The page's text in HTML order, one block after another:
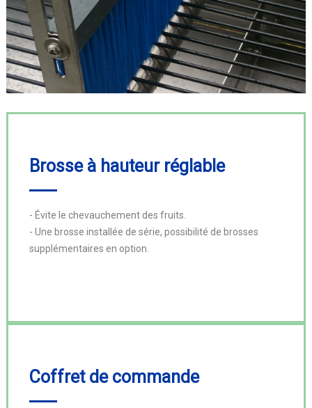
Brosse à hauteur réglable
- Évite le chevauchement des fruits.
- Une brosse installée de série, possibilité de brosses
supplémentaires en option.
Coffret de commande